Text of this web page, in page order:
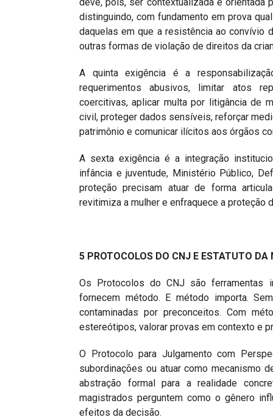
distinguindo, com fundamento em prova
daquelas em que a resistência ao convívio
outras formas de violação de direitos da
A quinta exigência é a
requerimentos abusivos, limitar atos
coercitivas, aplicar multa por litigância de
civil, proteger dados sensíveis, reforçar
patrimônio e comunicar ilícitos aos órgãos
A sexta exigência é a integração
infância e juventude, Ministério Público,
proteção precisam atuar de forma
revitimiza a mulher e enfraquece a proteção
5 PROTOCOLOS DO CNJ E ESTATUTO
Os Protocolos do CNJ são ferramentas
fornecem método. E método importa.
contaminadas por preconceitos. Com
estereótipos, valorar provas em contexto e
O Protocolo para Julgamento com
subordinações ou atuar como mecanismo
abstração formal para a realidade
magistrados perguntem como o gênero
efeitos da decisão.